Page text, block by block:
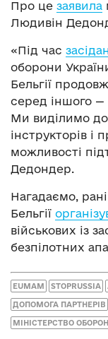
Про це заявила
Людивін
«Під час
оборони
Бельгії
серед іншого —
Ми виділимо до
інструкторів і
можливості
Дедондер.
Нагадаємо,
Бельгії
військових із
безпілотних
EUMAM STOPRUSSIA
ДОПОМОГА ПАРТНЕРІВ
МІНІСТЕРСТВО